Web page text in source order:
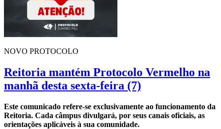
NOVO PROTOCOLO
Reitoria mantém Protocolo Vermelho na
manhã desta sexta-feira (7)
Este comunicado refere-se exclusivamente ao funcionamento da
Reitoria. Cada câmpus divulgará, por seus canais oficiais, as
orientações aplicáveis à sua comunidade.